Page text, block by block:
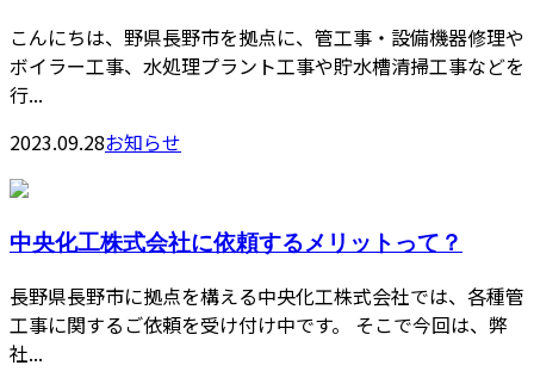
こんにちは、野県長野市を拠点に、管工事・設備機器修理や
ボイラー工事、水処理プラント工事や貯水槽清掃工事などを
行...
2023.09.28お知らせ
中央化工株式会社に依頼するメリットって？
長野県長野市に拠点を構える中央化工株式会社では、各種管
工事に関するご依頼を受け付け中です。 そこで今回は、弊
社...